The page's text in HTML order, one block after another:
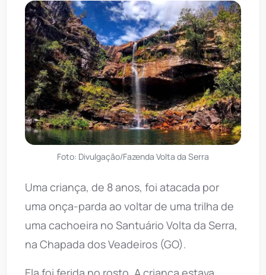
Foto: Divulgação/Fazenda Volta da Serra
Uma criança, de 8 anos, foi atacada por
uma onça-parda ao voltar de uma trilha de
uma cachoeira no Santuário Volta da Serra,
na Chapada dos Veadeiros (GO).